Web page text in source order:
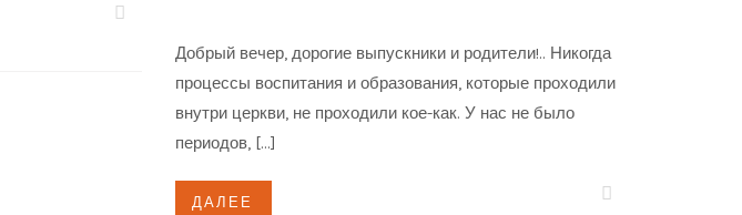
Добрый вечер, дорогие выпускники и родители!.. Никогда
процессы воспитания и образования, которые проходили
внутри церкви, не проходили кое-как. У нас не было
периодов, […]
ДАЛЕЕ